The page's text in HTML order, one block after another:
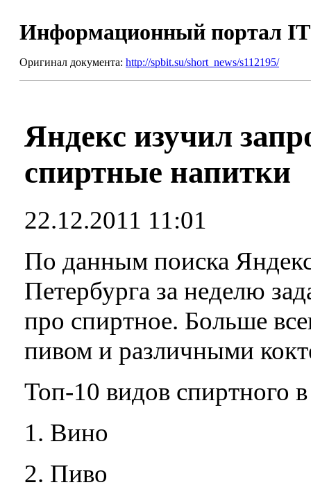
Информационный портал
Оригинал документа: http://spbit.su/short_news/s112195/
Яндекс изучил
спиртные напитки
22.12.2011 11:01
По данным поиска
Петербурга за неделю
про спиртное. Больше
пивом и различными
Топ-10 видов спиртного
1. Вино
2. Пиво